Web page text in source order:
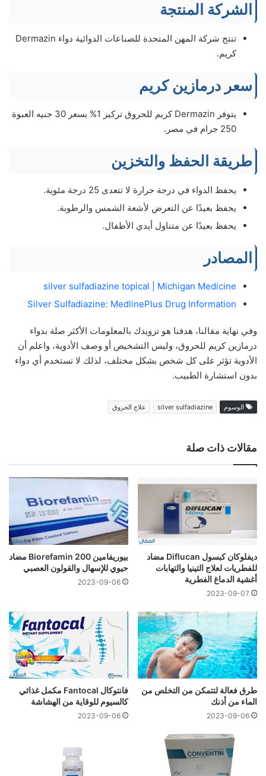
الشركة المنتجة
تنتج شركة المهن المتحدة للصناعات الدوائية دواء Dermazin
كريم.
سعر درمازين كريم
يتوفر Dermazin كريم للحروق تركيز 1% بسعر 30 جنيه العبوة
250 جرام في مصر.
طريقة الحفظ والتخزين
يحفظ الدواء في درجة حرارة لا تتعدى 25 درجة مئوية.
يحفظ بعيدًا عن التعرض لأشعة الشمس والرطوبة.
يحفظ بعيدًا عن متناول أيدي الأطفال.
المصادر
silver sulfadiazine topical | Michigan Medicine
Silver Sulfadiazine: MedlinePlus Drug Information
وفي نهاية مقالنا، هدفنا هو تزويدك بالمعلومات الأكثر صلة بدواء
درمازين كريم للحروق، وليس التشخيص أو وصف الأدوية، واعلم أن
الأدوية تؤثر على كل شخص بشكل مختلف، لذلك لا تستخدم أي دواء
بدون استشارة الطبيب.
الوسوم silver sulfadiazine علاج الحروق
مقالات ذات صلة
ديفلوكان كبسول Diflucan مضاد
للفطريات لعلاج التينيا والتهابات
أغشية الدماغ الفطرية
2023-09-07
بيوريفامين Biorefamin 200 مضاد
حيوي للإسهال والقولون العصبي
2023-09-06
طرق فعالة لتتمكن من التخلص من
الماء من أذنك
2023-09-06
فانتوكال Fantocal مكمل غذائي
كالسيوم للوقاية من الهشاشة
2023-09-06